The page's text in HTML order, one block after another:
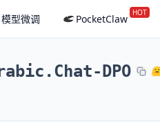
模型微调 PocketClaw HOT
DPO